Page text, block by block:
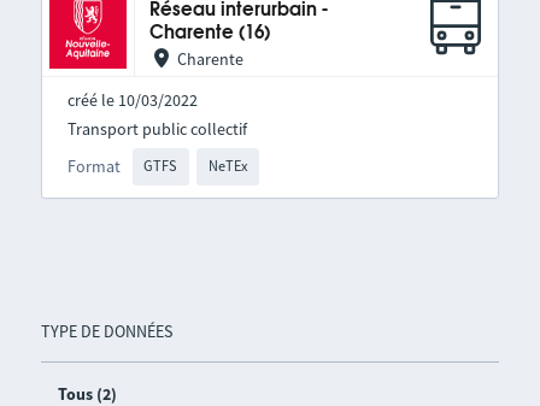
TYPE DE DONNÉES
Tous (2)
Réseau interurbain -
Charente (16)
Charente
créé le 10/03/2022
Format GTFS NeTEx
Transport public collectif